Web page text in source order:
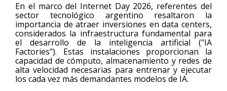
En el marco del Internet Day 2026, referentes del
sector tecnológico argentino resaltaron la
importancia de atraer inversiones en data centers,
considerados la infraestructura fundamental para
el desarrollo de la inteligencia artificial ("IA
Factories"). Estas instalaciones proporcionan la
capacidad de cómputo, almacenamiento y redes de
alta velocidad necesarias para entrenar y ejecutar
los cada vez más demandantes modelos de IA.